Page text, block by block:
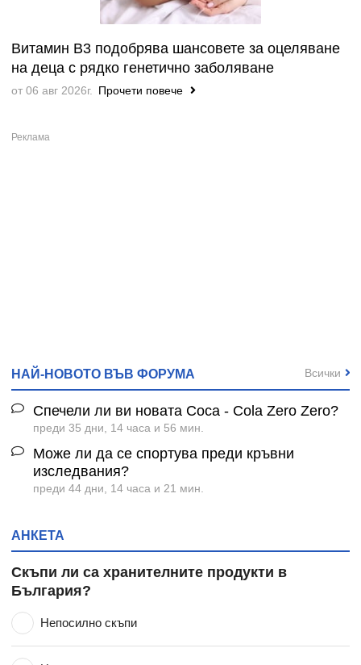
Витамин B3 подобрява шансовете за оцеляване
на деца с рядко генетично заболяване
от 06 авг 2026г. Прочети повече
НАЙ-НОВОТО ВЪВ ФОРУМА
Спечели ли ви новата Coca - Cola Zero Zero?
преди 35 дни, 14 часа и 56 мин.
Може ли да се спортува преди кръвни
изследвания?
преди 44 дни, 14 часа и 21 мин.
Всички
АНКЕТА
Скъпи ли са хранителните продукти в
България?
Непосилно скъпи